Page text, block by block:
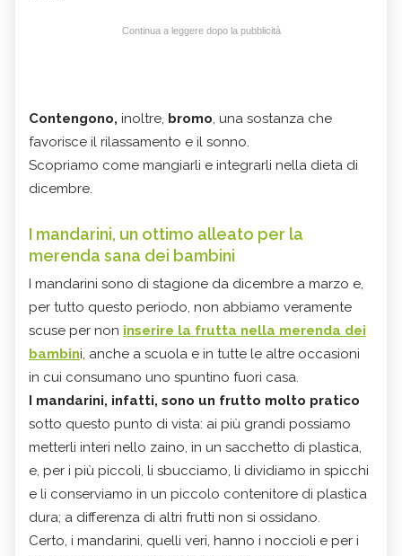
Continua a leggere dopo la pubblicità
Contengono, inoltre, bromo, una sostanza che
favorisce il rilassamento e il sonno.
Scopriamo come mangiarli e integrarli nella dieta di
dicembre.
I mandarini, un ottimo alleato per la
merenda sana dei bambini
I mandarini sono di stagione da dicembre a marzo e,
per tutto questo periodo, non abbiamo veramente
scuse per non inserire la frutta nella merenda dei
bambini, anche a scuola e in tutte le altre occasioni
in cui consumano uno spuntino fuori casa.
I mandarini, infatti, sono un frutto molto pratico
sotto questo punto di vista: ai più grandi possiamo
metterli interi nello zaino, in un sacchetto di plastica,
e, per i più piccoli, li sbucciamo, li dividiamo in spicchi
e li conserviamo in un piccolo contenitore di plastica
dura; a differenza di altri frutti non si ossidano.
Certo, i mandarini, quelli veri, hanno i noccioli e per i